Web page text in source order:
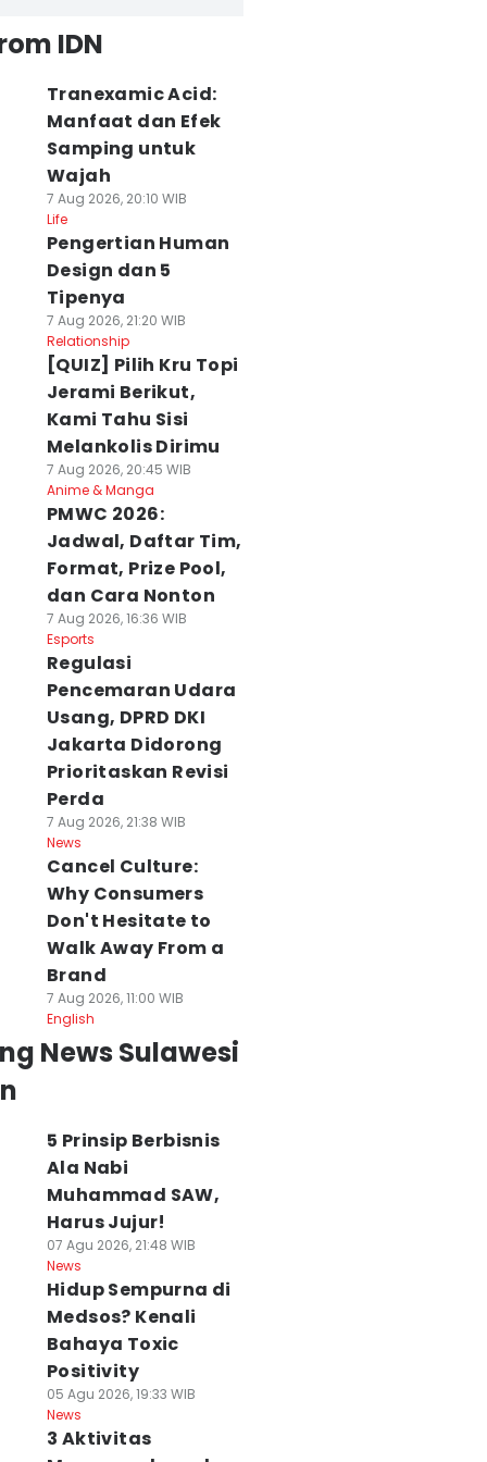
IDN
Tranexamic Acid:
Manfaat dan Efek
Samping untuk
Wajah
7 Aug 2026, 20:10 WIB
Life
Pengertian Human
Design dan 5
Tipenya
7 Aug 2026, 21:20 WIB
Relationship
[QUIZ] Pilih Kru Topi
Jerami Berikut,
Kami Tahu Sisi
Melankolis Dirimu
7 Aug 2026, 20:45 WIB
Anime & Manga
PMWC 2026:
Jadwal, Daftar Tim,
Format, Prize Pool,
dan Cara Nonton
7 Aug 2026, 16:36 WIB
Esports
Regulasi
Pencemaran Udara
Usang, DPRD DKI
Jakarta Didorong
Prioritaskan Revisi
Perda
7 Aug 2026, 21:38 WIB
News
Cancel Culture:
Why Consumers
Don't Hesitate to
Walk Away From a
Brand
7 Aug 2026, 11:00 WIB
English
News Sulawesi
5 Prinsip Berbisnis
Ala Nabi
Muhammad SAW,
Harus Jujur!
07 Agu 2026, 21:48 WIB
News
Hidup Sempurna di
Medsos? Kenali
Bahaya Toxic
Positivity
05 Agu 2026, 19:33 WIB
News
3 Aktivitas